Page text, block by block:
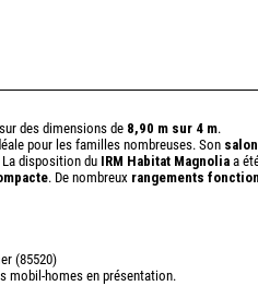
des dimensions de 8,90 m sur 4 m.
pour les familles nombreuses. Son
disposition du IRM Habitat Magnolia a
. De nombreux rangements
(85520)
mobil-homes en présentation.